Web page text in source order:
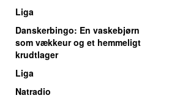
Liga
Danskerbingo: En vaskebjørn
som vækkeur og et hemmeligt
krudtlager
Liga
Natradio